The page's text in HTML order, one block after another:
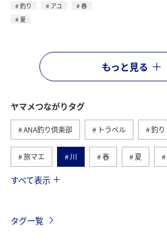
釣り
アユ
春
夏
もっと見る
ヤマメつながりタグ
ANA釣り倶楽部 トラベル 釣り
旅マエ 川 春 夏
秋田県
すべて表示
タグ一覧